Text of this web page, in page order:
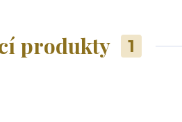
produkty 1